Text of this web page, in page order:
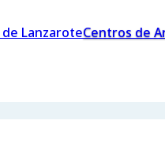
Centros de